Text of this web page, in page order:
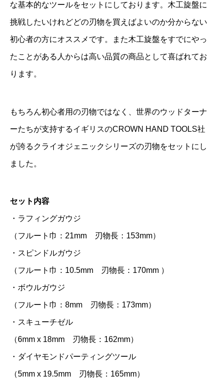
な基本的なツールをセットにしております。木工旋盤に
挑戦したいけれどどの刃物を買えばよいのか分からない
初心者の方にオススメです。また木工旋盤をすでにやっ
たことがある人からは高い品質の商品として喜ばれてお
ります。
もちろん初心者用の刃物ではなく、世界のウッドターナ
ーたちが支持するイギリスのCROWN HAND TOOLS社
が誇るクライオジェニックシリーズの刃物をセットにし
ました。
セット内容
・ラフィングガウジ
（フルート巾：21mm 刃物長：153mm）
・スピンドルガウジ
（フルート巾：10.5mm 刃物長：170mm ）
・ボウルガウジ
（フルート巾：8mm 刃物長：173mm）
・スキューチゼル
（6mm x 18mm 刃物長：162mm）
・ダイヤモンドパーティングツール
（5mm x 19.5mm 刃物長：165mm）